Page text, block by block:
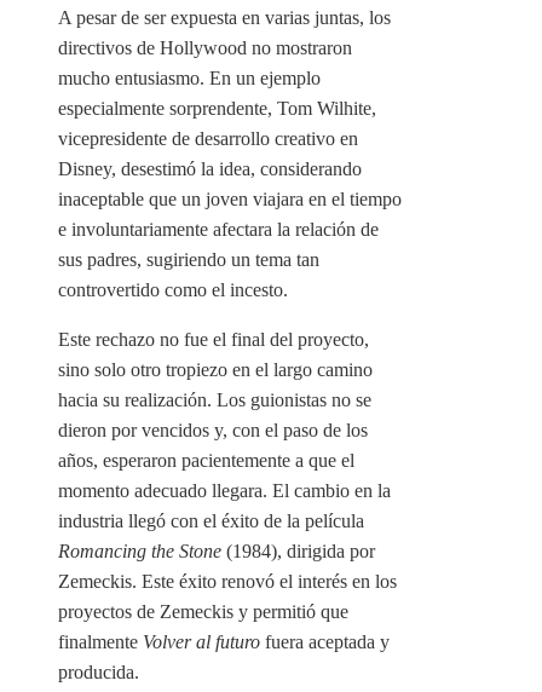
A pesar de ser expuesta en varias juntas, los
directivos de Hollywood no mostraron
mucho entusiasmo. En un ejemplo
especialmente sorprendente, Tom Wilhite,
vicepresidente de desarrollo creativo en
Disney, desestimó la idea, considerando
inaceptable que un joven viajara en el tiempo
e involuntariamente afectara la relación de
sus padres, sugiriendo un tema tan
controvertido como el incesto.
Este rechazo no fue el final del proyecto,
sino solo otro tropiezo en el largo camino
hacia su realización. Los guionistas no se
dieron por vencidos y, con el paso de los
años, esperaron pacientemente a que el
momento adecuado llegara. El cambio en la
industria llegó con el éxito de la película
Romancing the Stone (1984), dirigida por
Zemeckis. Este éxito renovó el interés en los
proyectos de Zemeckis y permitió que
finalmente Volver al futuro fuera aceptada y
producida.